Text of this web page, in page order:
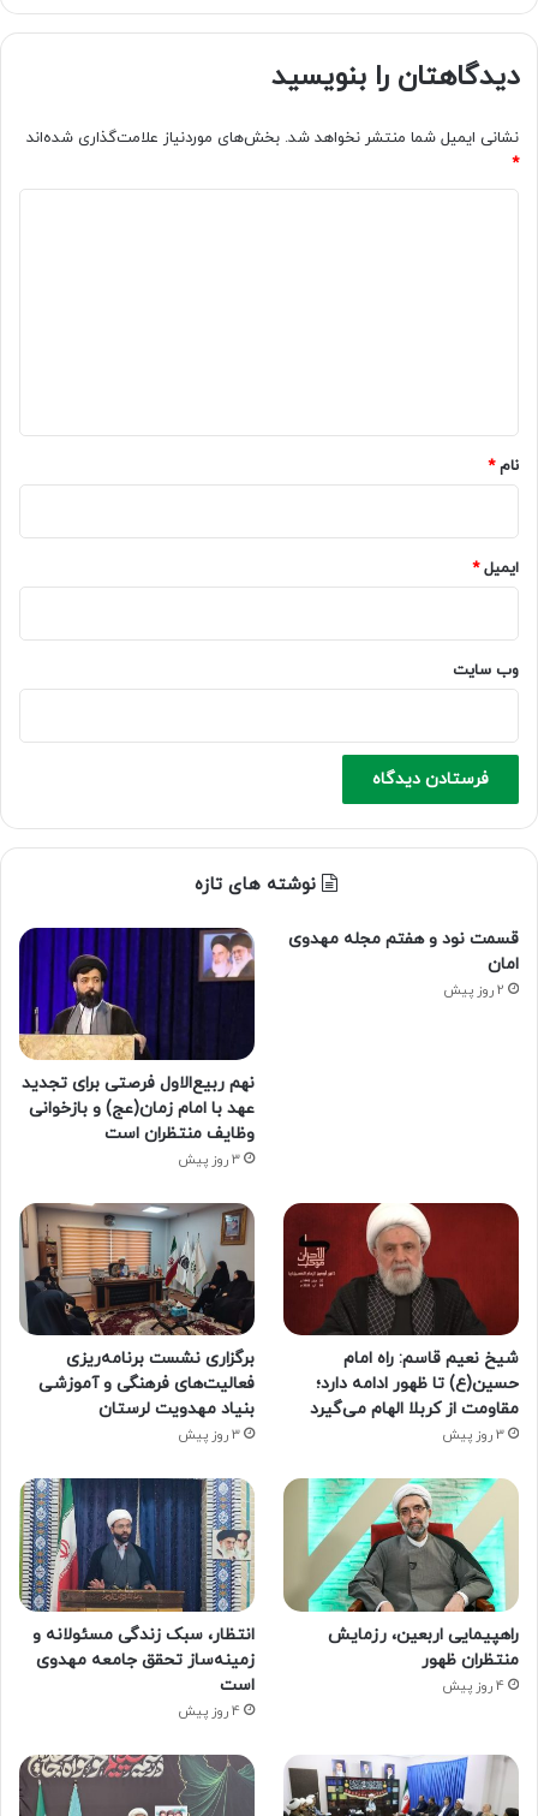
دیدگاهتان را بنویسید
نشانی ایمیل شما منتشر نخواهد شد. بخش‌های موردنیاز علامت‌گذاری شده‌اند
*
نام*
ایمیل*
وب‌ سایت
نوشته های تازه
قسمت نود و هفتم مجله مهدوی
امان
2 روز پیش
نهم ربیع‌الاول فرصتی برای تجدید
عهد با امام زمان(عج) و بازخوانی
وظایف منتظران است
3 روز پیش
شیخ نعیم قاسم: راه امام
حسین(ع) تا ظهور ادامه دارد؛
مقاومت از کربلا الهام می‌گیرد
3 روز پیش
برگزاری نشست برنامه‌ریزی
فعالیت‌های فرهنگی و آموزشی
بنیاد مهدویت لرستان
3 روز پیش
راهپیمایی اربعین، رزمایش
منتظران ظهور
4 روز پیش
انتظار، سبک زندگی مسئولانه و
زمینه‌ساز تحقق جامعه مهدوی
است
4 روز پیش